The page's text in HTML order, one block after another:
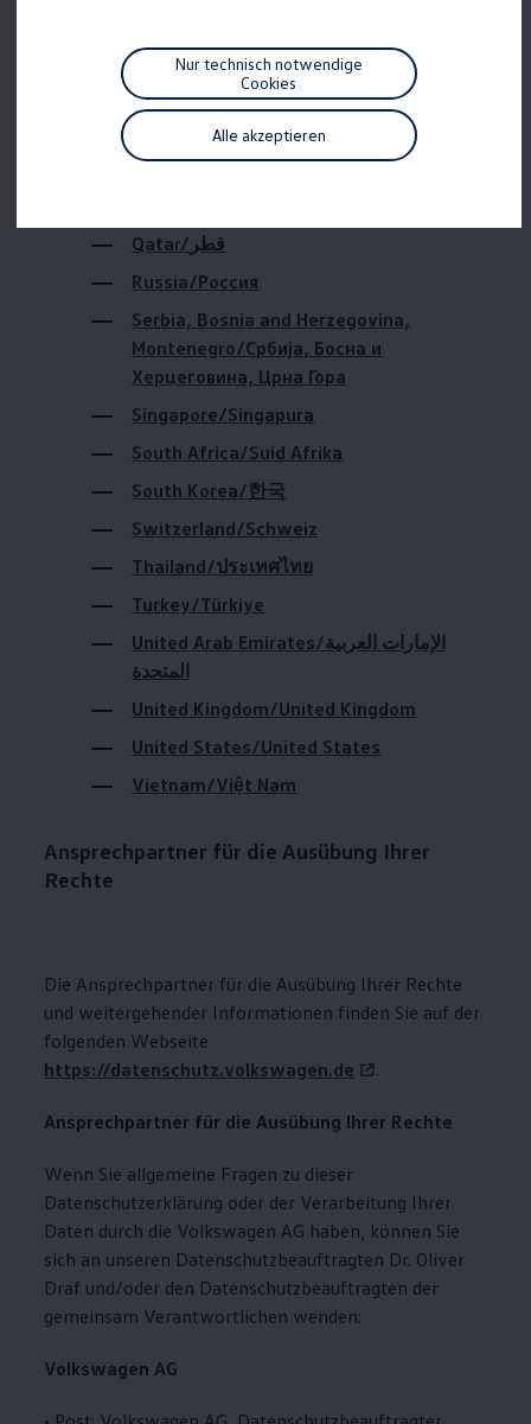
Individualisieren
Wallbox und Ladekabel
Digitale Extras
Dienste für Ihr Modell finden
Volkswagen Apps, Login und Shop
Handy und Fahrzeug verbinden
Vorgängermodelle
Kundeninformationen
Volkswagen Kundenbetreuung
Warn- und Kontrollleuchten
Assistenzsysteme
Digitale Betriebsanleitung
Live Beratung
Magazin
Lifestyle
Transport
Familie
Elektromobilität
Volkswagen R
Volkswagen Kundenbetreuung
Macedonia/Социјалистичка Република
Македонија
Mexiko/México
Northern Ireland/Northern Ireland
Qatar/قطر
Russia/Россия
Serbia, Bosnia and Herzegovina,
Montenegro/Србија, Босна и
Херцеговина, Црна Гора
Singapore/Singapura
South Africa/Suid Afrika
South Korea/한국
Switzerland/Schweiz
Thailand/ประเทศไทย
Turkey/Türkiye
United Arab Emirates/الإمارات العربية
المتحدة
United Kingdom/United Kingdom
United States/United States
Vietnam/Việt Nam
Ansprechpartner für die Ausübung Ihrer
Rechte
Die Ansprechpartner für die Ausübung Ihrer Rechte
und weitergehender Informationen finden Sie auf der
folgenden Webseite
https://datenschutz.volkswagen.de
.
Ansprechpartner für die Ausübung Ihrer Rechte
Wenn Sie allgemeine Fragen zu dieser
Datenschutzerklärung oder der Verarbeitung Ihrer
Daten durch die Volkswagen AG haben, können Sie
sich an unseren Datenschutzbeauftragten Dr. Oliver
Draf und/oder den Datenschutzbeauftragten der
gemeinsam Verantwortlichen wenden:
Volkswagen AG
Alle akzeptieren
Nur technisch notwendige
Cookies